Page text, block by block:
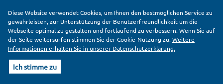
Diese Website verwendet Cookies, um Ihnen den bestmöglichen Service zu
gewährleisten, zur Unterstützung der Benutzerfreundlichkeit um die
Webseite optimal zu gestalten und fortlaufend zu verbessern. Wenn Sie auf
der Seite weitersurfen stimmen Sie der Cookie-Nutzung zu.Weitere
Informationen erhalten Sie in unserer Datenschutzerklärung.
Ich stimme zu